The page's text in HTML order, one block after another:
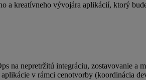
a kreatívneho vývojára aplikácií, ktorý
na nepretržitú integráciu, zostavovanie a
v rámci cenotvorby (koordinácia